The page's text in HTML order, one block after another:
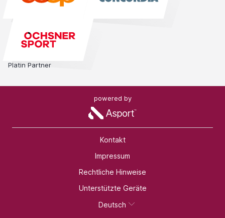
Platin Partner
powered by
Kontakt
Impressum
Rechtliche Hinweise
Unterstützte Geräte
Deutsch